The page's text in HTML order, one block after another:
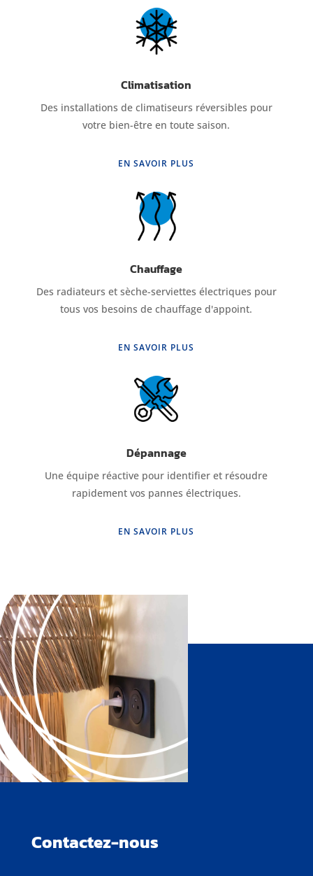
Climatisation
Des installations de climatiseurs réversibles pour
votre bien-être en toute saison.
EN SAVOIR PLUS
Chauffage
Des radiateurs et sèche-serviettes électriques pour
tous vos besoins de chauffage d'appoint.
EN SAVOIR PLUS
Dépannage
Une équipe réactive pour identifier et résoudre
rapidement vos pannes électriques.
EN SAVOIR PLUS
Contactez-nous